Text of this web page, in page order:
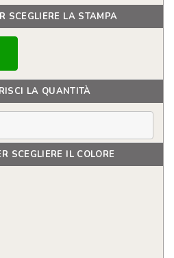
SCEGLIERE LA STAMPA
LA QUANTITÀ
SCEGLIERE IL COLORE